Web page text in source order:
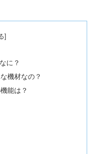
に？
機材なの？
能は？